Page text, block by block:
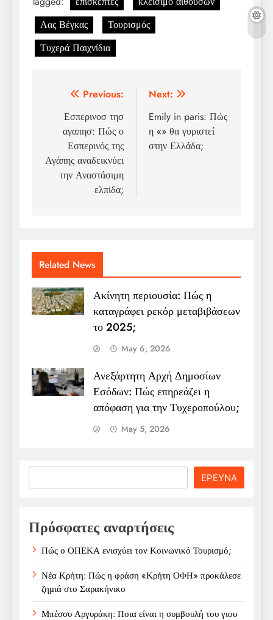
Λας Βέγκας
Τουρισμός
Τυχερά Παιχνίδια
Post
navigation
Previous:
Εσπερινοσ τησ
αγαπησ: Πώς ο
Εσπερινός της
Αγάπης αναδεικνύει
την Αναστάσιμη
ελπίδα;
Next:
Emily in paris: Πώς
η «» θα γυριστεί
στην Ελλάδα;
Related News
Ακίνητη περιουσία: Πώς η
καταγράφει ρεκόρ μεταβιβάσεων
το 2025;
May 6, 2026
Ανεξάρτητη Αρχή Δημοσίων
Εσόδων: Πώς επηρεάζει η
απόφαση για την Τυχεροπούλου;
May 5, 2026
ΕΡΕΥΝΑ
Πρόσφατες αναρτήσεις
Πώς ο ΟΠΕΚΑ ενισχύει τον Κοινωνικό Τουρισμό;
Νέα Κρήτη: Πώς η φράση «Κρήτη ΟΦΗ» προκάλεσε
ζημιά στο Σαρακήνικο
Μπέσσυ Αργυράκη: Ποια είναι η συμβουλή του γιου